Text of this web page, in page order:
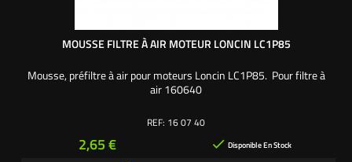
MOUSSE FILTRE À AIR MOTEUR LONCIN LC1P85
Mousse, préfiltre à air pour moteurs Loncin LC1P85. Pour filtre à
air 160640
REF: 16 07 40
Prix
2,65 €  Disponible En Stock